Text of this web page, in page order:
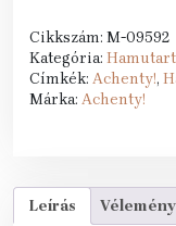
szivarnak,
fekete,
szögletes
-
Cikkszám: M-09592
Kategória:
Címkék: Achenty!,
Márka: Achenty!
Leírás